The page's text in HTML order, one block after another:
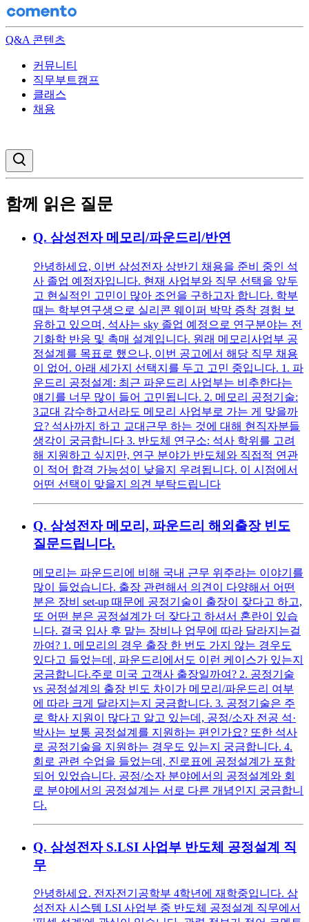
Q&A 콘텐츠
커뮤니티
직무부트캠프
클래스
채용
함께 읽은 질문
Q. 삼성전자 메모리/파운드리/반연
안녕하세요, 이번 삼성전자 상반기 채용을 준비 중인 석
사 졸업 예정자입니다. 현재 사업부와 직무 선택을 앞두
고 현실적인 고민이 많아 조언을 구하고자 합니다. 학부
때는 학부연구생으로 실리콘 웨이퍼 박막 증착 경험 보
유하고 있으며, 석사는 sky 졸업 예정으로 연구분야는 전
기화학 반응 및 촉매 설계입니다. 원래 메모리사업부 공
정설계를 목표로 했으나, 이번 공고에서 해당 직무 채용
이 없어. 아래 세가지 선택지를 두고 고민 중입니다. 1. 파
운드리 공정설계: 최근 파운드리 사업부는 비추한다는
얘기를 너무 많이 들어 고민됩니다. 2. 메모리 공정기술:
3교대 감수하고서라도 메모리 사업부로 가는 게 맞을까
요? 석사까지 하고 교대근무 하는 것에 대해 현직자분들
생각이 궁금합니다 3. 반도체 연구소: 석사 학위를 고려
해 지원하고 싶지만, 연구 분야가 반도체와 직접적 연관
이 적어 합격 가능성이 낮을지 우려됩니다. 이 시점에서
어떤 선택이 맞을지 의견 부탁드립니다
Q. 삼성전자 메모리, 파운드리 해외출장 빈도
질문드립니다.
메모리는 파운드리에 비해 국내 근무 위주라는 이야기를
많이 들었습니다. 출장 관련해서 의견이 다양해서 어떤
분은 장비 set-up 때문에 공정기술이 출장이 잦다고 하고,
또 어떤 분은 공정설계가 더 잦다고 하셔서 혼란이 있습
니다. 결국 입사 후 맡는 장비나 업무에 따라 달라지는걸
까여? 1. 메모리의 경우 출장 한 번도 가지 않는 경우도
있다고 들었는데, 파운드리에서도 이런 케이스가 있는지
궁금합니다.주로 미국 고객사 출장일까여? 2. 공정기술
vs 공정설계의 출장 빈도 차이가 메모리/파운드리 여부
에 따라 크게 달라지는지 궁금합니다. 3. 공정기술은 주
로 학사 지원이 많다고 알고 있는데, 공정/소자 전공 석·
박사는 보통 공정설계를 지원하는 편인가요? 또한 석사
로 공정기술을 지원하는 경우도 있는지 궁금합니다. 4.
회로 관련 수업을 들었는데, 진로표에 공정설계가 포함
되어 있었습니다. 공정/소자 분야에서의 공정설계와 회
로 분야에서의 공정설계는 서로 다른 개념인지 궁금합니
다.
Q. 삼성전자 S.LSI 사업부 반도체 공정설계 직
무
안녕하세요. 전자전기공학부 4학년에 재학중입니다. 삼
성전자 시스템 LSI 사업부 중 반도체 공정설계 직무에서